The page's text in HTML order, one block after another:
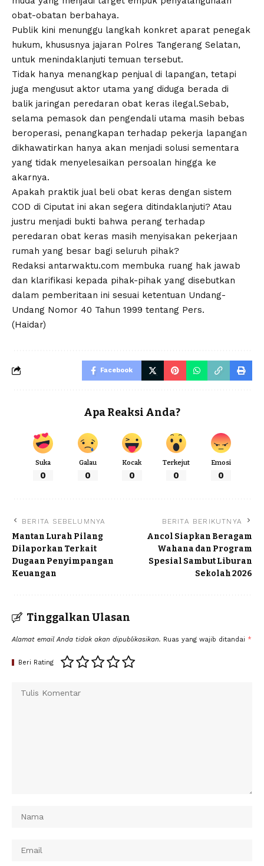
obat-obatan berbahaya.‎‎
Publik kini menunggu langkah konkret aparat penegak
hukum, khususnya jajaran Polres Tangerang Selatan,
untuk menindaklanjuti temuan tersebut.
Tidak hanya menangkap penjual di lapangan, tetapi
juga mengusut aktor utama yang diduga berada di
balik jaringan peredaran obat keras ilegal.‎‎Sebab,
selama pemasok dan pengendali utama masih bebas
beroperasi, penangkapan terhadap pekerja lapangan
dikhawatirkan hanya akan menjadi solusi sementara
yang tidak menyelesaikan persoalan hingga ke
akarnya.‎‎
Apakah praktik jual beli obat keras dengan sistem
COD di Ciputat ini akan segera ditindaklanjuti? Atau
justru menjadi bukti bahwa perang terhadap
peredaran obat keras masih menyisakan pekerjaan
rumah yang besar bagi seluruh pihak?
‎‎Redaksi antarwaktu.com membuka ruang hak jawab
dan klarifikasi kepada pihak-pihak yang disebutkan
dalam pemberitaan ini sesuai ketentuan Undang-
Undang Nomor 40 Tahun 1999 tentang Pers.‎‎
(Haidar)
Facebook
Apa Reaksi Anda?
Suka
0
Galau
0
Kocak
0
Terkejut
0
Emosi
0
BERITA SEBELUMNYA
Mantan Lurah Pilang
Dilaporkan Terkait
Dugaan Penyimpangan
Keuangan
BERITA BERIKUTNYA
Ancol Siapkan Beragam
Wahana dan Program
Spesial Sambut Liburan
Sekolah 2026
Tinggalkan Ulasan
Alamat email Anda tidak akan dipublikasikan. Ruas yang wajib ditandai *
Beri Rating